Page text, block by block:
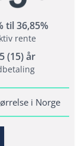
til 36,85%
rente
(15) år
i Norge